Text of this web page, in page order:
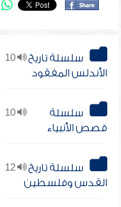
10
سلسلة تاريخ
الأندلس المفقود
10
سلسلة
قصص الأنبياء
12
سلسلة تاريخ
القدس وفلسطين